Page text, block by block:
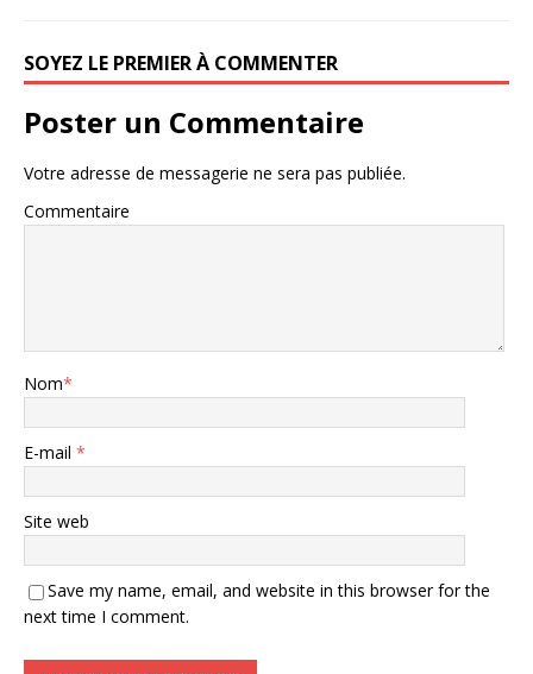
SOYEZ LE PREMIER À COMMENTER
Poster un Commentaire
Votre adresse de messagerie ne sera pas publiée.
Commentaire
Nom*
E-mail *
Site web
Save my name, email, and website in this browser for the
next time I comment.